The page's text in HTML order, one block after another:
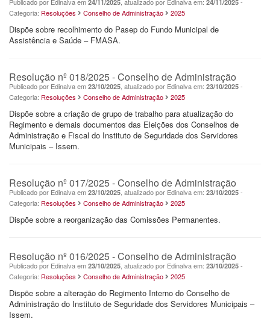
24/11/2025 24/11/2025
Categoria: Resoluções Conselho de Administração 2025
Dispõe sobre recolhimento do Pasep do Fundo Municipal de
Assistência e Saúde – FMASA.
Resolução nº 018/2025 - Conselho de Administração
Publicado por Edinalva em 23/10/2025 , atualizado por Edinalva em: 23/10/2025 -
Categoria: Resoluções Conselho de Administração 2025
Dispõe sobre a criação de grupo de trabalho para atualização do
Regimento e demais documentos das Eleições dos Conselhos de
Administração e Fiscal do Instituto de Seguridade dos Servidores
Municipais – Issem.
Resolução nº 017/2025 - Conselho de Administração
Publicado por Edinalva em 23/10/2025 , atualizado por Edinalva em: 23/10/2025 -
Categoria: Resoluções Conselho de Administração 2025
Dispõe sobre a reorganização das Comissões Permanentes.
Resolução nº 016/2025 - Conselho de Administração
Publicado por Edinalva em 23/10/2025 , atualizado por Edinalva em: 23/10/2025 -
Categoria: Resoluções Conselho de Administração 2025
Dispõe sobre a alteração do Regimento Interno do Conselho de
Administração do Instituto de Seguridade dos Servidores Municipais –
Issem.